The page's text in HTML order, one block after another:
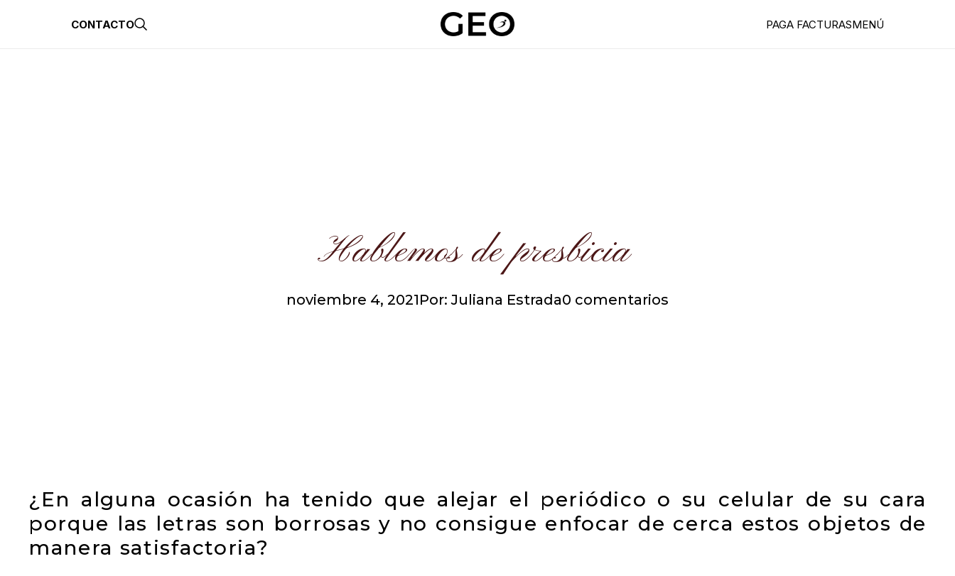
CONTACTO PAGA FACTURASMENÚ
Hablemos de presbicia
noviembre 4, 2021Por: Juliana Estrada0 comentarios
¿En alguna ocasión ha tenido que alejar el periódico o su celular de su cara
porque las letras son borrosas y no consigue enfocar de cerca estos objetos de
manera satisfactoria?